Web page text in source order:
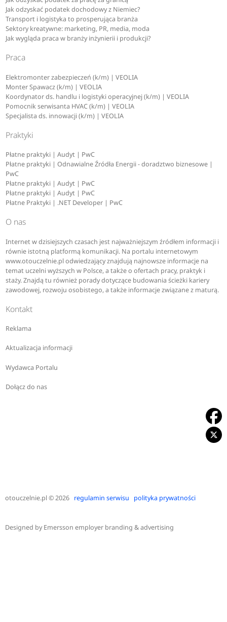
Jak odzyskać podatek dochodowy z Niemiec?
Transport i logistyka to prosperująca branża
Sektory kreatywne: marketing, PR, media, moda
Jak wygląda praca w branży inżynierii i produkcji?
Praca
Elektromonter zabezpieczeń (k/m) | VEOLIA
Monter Spawacz (k/m) | VEOLIA
Koordynator ds. handlu i logistyki operacyjnej (k/m) | VEOLIA
Pomocnik serwisanta HVAC (k/m) | VEOLIA
Specjalista ds. innowacji (k/m) | VEOLIA
Praktyki
Płatne praktyki | Audyt | PwC
Płatne praktyki | Odnawialne Źródła Energii - doradztwo biznesowe |
PwC
Płatne praktyki | Audyt | PwC
Płatne praktyki | Audyt | PwC
Płatne Praktyki | .NET Developer | PwC
O nas
Internet w dzisiejszych czasach jest najważniejszym źródłem informacji i
równie istotną platformą komunikacji. Na portalu internetowym
www.otouczelnie.pl odwiedzający znajdują najnowsze informacje na
temat uczelni wyższych w Polsce, a także o ofertach pracy, praktyk i
staży. Znajdą tu również porady dotyczące budowania ścieżki kariery
zawodowej, rozwoju osobistego, a także informacje związane z maturą.
Kontakt
Reklama
Aktualizacja informacji
Wydawca Portalu
Dołącz do nas
otouczelnie.pl© 2026 regulamin serwisu polityka prywatności
Designed byEmersson employer branding & advertising